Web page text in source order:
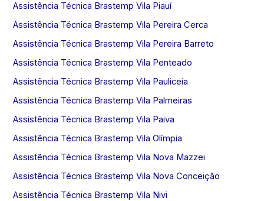
Assistência Técnica Brastemp Vila Piauí
Assistência Técnica Brastemp Vila Pereira Cerca
Assistência Técnica Brastemp Vila Pereira Barreto
Assistência Técnica Brastemp Vila Penteado
Assistência Técnica Brastemp Vila Pauliceia
Assistência Técnica Brastemp Vila Palmeiras
Assistência Técnica Brastemp Vila Paiva
Assistência Técnica Brastemp Vila Olímpia
Assistência Técnica Brastemp Vila Nova Mazzei
Assistência Técnica Brastemp Vila Nova Conceição
Assistência Técnica Brastemp Vila Nivi